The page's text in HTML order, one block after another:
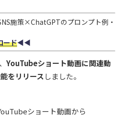
施策×ChatGPTのプロンプト例・
ード◀︎◀︎
YouTubeショート動画に関連動
をリリースしました。
ショート動画から